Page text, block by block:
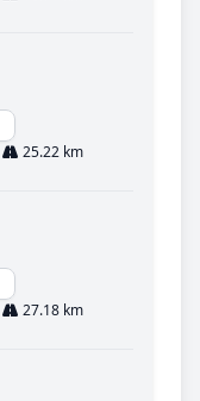
25.22 km
27.18 km